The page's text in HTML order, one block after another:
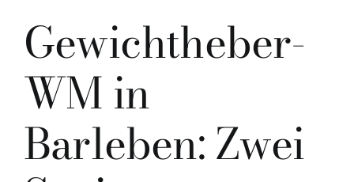
Gewichtheber-
WM in
Barleben: Zwei